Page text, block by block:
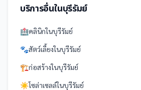
บริการอื่นในบุรีรัมย์
🏥คลินิกในบุรีรัมย์
🐾สัตว์เลี้ยงในบุรีรัมย์
🏗️ก่อสร้างในบุรีรัมย์
☀️โซล่าเซลล์ในบุรีรัมย์